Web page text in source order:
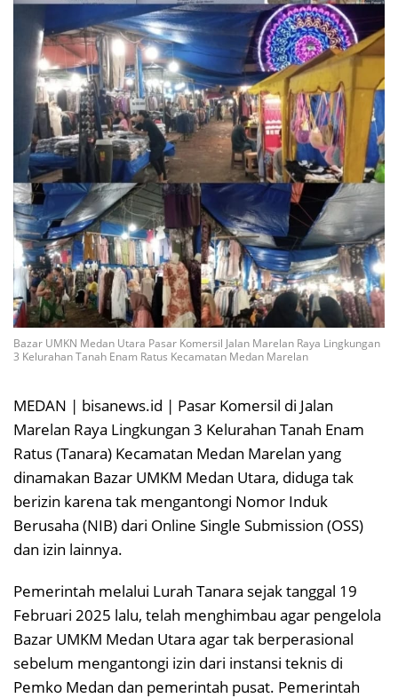
Bazar UMKN Medan Utara Pasar Komersil Jalan Marelan Raya Lingkungan
3 Kelurahan Tanah Enam Ratus Kecamatan Medan Marelan
MEDAN | bisanews.id | Pasar Komersil di Jalan
Marelan Raya Lingkungan 3 Kelurahan Tanah Enam
Ratus (Tanara) Kecamatan Medan Marelan yang
dinamakan Bazar UMKM Medan Utara, diduga tak
berizin karena tak mengantongi Nomor Induk
Berusaha (NIB) dari Online Single Submission (OSS)
dan izin lainnya.
Pemerintah melalui Lurah Tanara sejak tanggal 19
Februari 2025 lalu, telah menghimbau agar pengelola
Bazar UMKM Medan Utara agar tak berperasional
sebelum mengantongi izin dari instansi teknis di
Pemko Medan dan pemerintah pusat. Pemerintah